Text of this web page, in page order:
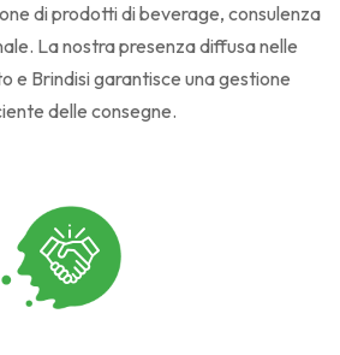
di prodotti di beverage, consulenza
La nostra presenza diffusa nelle
e Brindisi garantisce una gestione
delle consegne.